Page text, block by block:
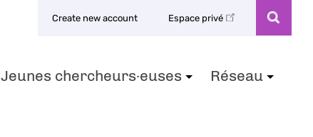
Create new account Espace privé
Jeunes chercheurs·euses Réseau